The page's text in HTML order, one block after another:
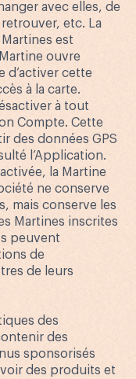
avec elles, de
etc. La
est
ouvre
d’activer cette
à la carte.
à tout
Compte. Cette
des données GPS
l’Application.
la Martine
ne conserve
mais conserve les
Martines inscrites
peuvent
de
de leurs
des
des
sponsorisés
des produits et